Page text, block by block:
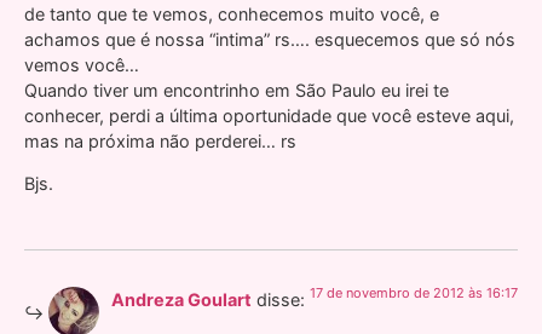
de tanto que te vemos, conhecemos muito você, e
achamos que é nossa “intima” rs…. esquecemos que só nós
vemos você…
Quando tiver um encontrinho em São Paulo eu irei te
conhecer, perdi a última oportunidade que você esteve aqui,
mas na próxima não perderei… rs
Bjs.
Andreza Goulart disse: 17 de novembro de 2012 às 16:17